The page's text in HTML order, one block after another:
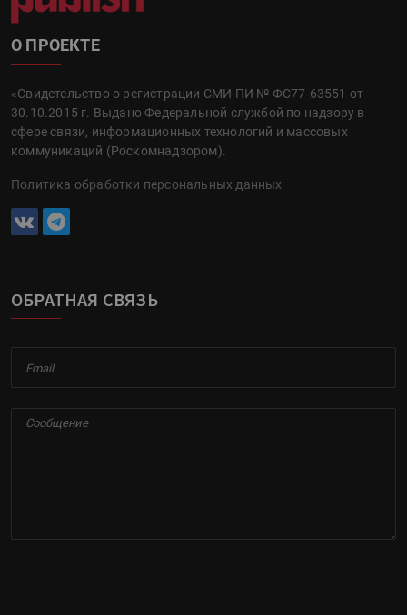
О ПРОЕКТЕ
«Свидетельство о регистрации СМИ ПИ № ФС77-63551 от
30.10.2015 г. Выдано Федеральной службой по надзору в
сфере связи, информационных технологий и массовых
коммуникаций (Роскомнадзором).
Политика обработки персональных данных
ОБРАТНАЯ СВЯЗЬ